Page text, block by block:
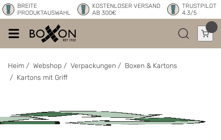
BREITE
PRODUKTAUSWAHL
KOSTENLOSER VERSAND
AB 300€
TRUSTPILOT
4.3/5
Heim / Webshop / Verpackungen / Boxen & Kartons
/ Kartons mit Griff
Kartons mit Griff